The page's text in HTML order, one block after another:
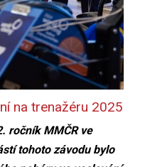
na trenažéru 2025
ročník MMČR ve
tohoto závodu bylo